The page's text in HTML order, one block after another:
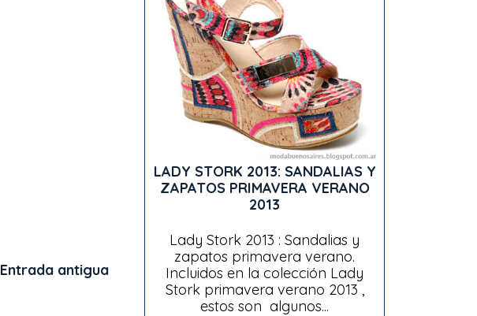
Entrada antigua
LADY STORK 2013: SANDALIAS Y
ZAPATOS PRIMAVERA VERANO
2013
Lady Stork 2013 : Sandalias y
zapatos primavera verano.
Incluidos en la colección Lady
Stork primavera verano 2013 ,
estos son algunos...